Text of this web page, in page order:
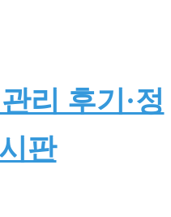
리 후기·정
판